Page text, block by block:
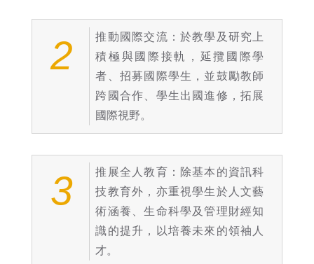
2
推動國際交流：於教學及研究上
積極與國際接軌，延攬國際學
者、招募國際學生，並鼓勵教師
跨國合作、學生出國進修，拓展
國際視野。
3
推展全人教育：除基本的資訊科
技教育外，亦重視學生於人文藝
術涵養、生命科學及管理財經知
識的提升，以培養未來的領袖人
才。